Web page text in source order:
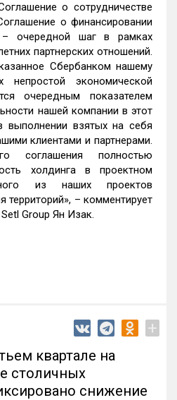
о сотрудничестве
о финансировании
– очередной шаг в рамках
партнерских отношений.
Сбербанком нашему
непростой экономической
очередным показателем
нашей компании в этот
взятых на себя
клиентами и партнерами.
соглашения полностью
холдинга в проектном
из наших проектов
территорий», – комментирует
Group Ян Изак.
+
квартале на
столичных
снижение